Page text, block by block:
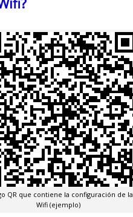
QR que contiene la configuración de la
Wifi (ejemplo)